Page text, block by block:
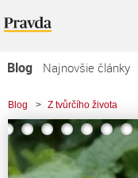
Blog
Najnovšie články
Najčítanejšie články
Najkomentovanejšie
Zoznam blogov
Blog > Z tvůrčího života